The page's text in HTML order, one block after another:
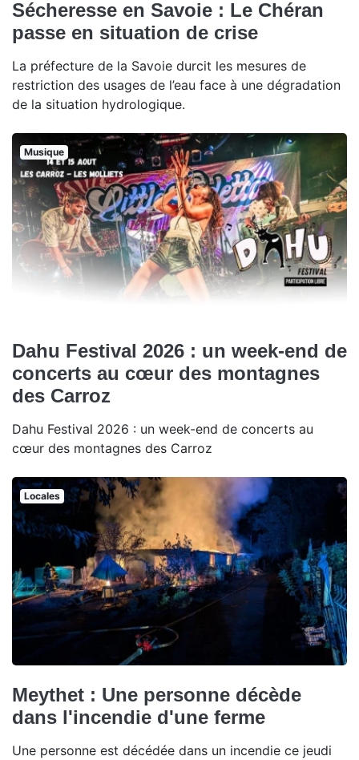
Sécheresse en Savoie : Le Chéran
passe en situation de crise
La préfecture de la Savoie durcit les mesures de
restriction des usages de l’eau face à une dégradation
de la situation hydrologique.
Musique
Dahu Festival 2026 : un week-end de
concerts au cœur des montagnes
des Carroz
Dahu Festival 2026 : un week-end de concerts au
cœur des montagnes des Carroz
Locales
Meythet : Une personne décède
dans l'incendie d'une ferme
Une personne est décédée dans un incendie ce jeudi